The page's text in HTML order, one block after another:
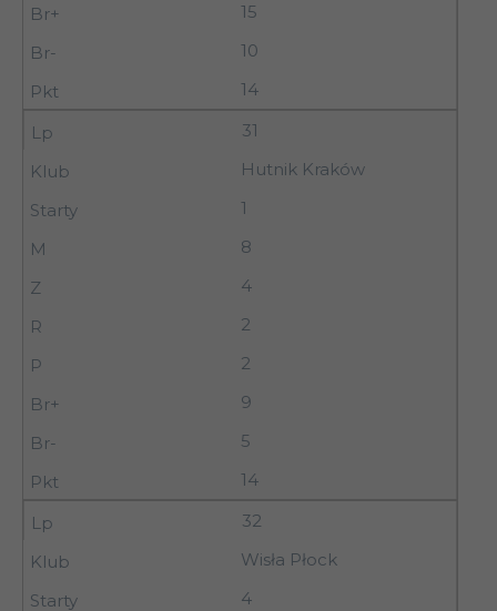
15
10
14
31
Hutnik Kraków
1
8
4
2
2
9
5
14
32
Wisła Płock
4